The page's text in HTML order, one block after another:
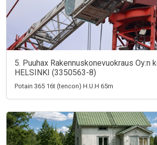
5. Puuhax Rakennuskonevuokraus Oy:n
HELSINKI (3350563-8)
Potain 365 16t (tencon) H.U.H 65m